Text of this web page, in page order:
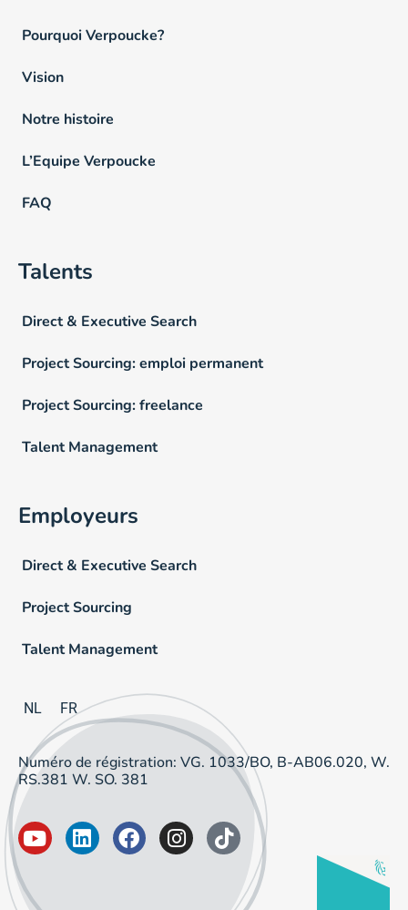
Pourquoi Verpoucke?
Vision
Notre histoire
L’Equipe Verpoucke
FAQ
Talents
Direct & Executive Search
Project Sourcing: emploi permanent
Project Sourcing: freelance
Talent Management
Employeurs
Direct & Executive Search
Project Sourcing
Talent Management
NL FR
Numéro de régistration: VG. 1033/BO, B-AB06.020, W.
RS.381 W. SO. 381